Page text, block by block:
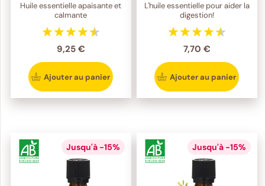
Huile essentielle apaisante et
calmante
9,25 €
Ajouter au panier
L'huile essentielle pour aider la
digestion!
7,70 €
Ajouter au panier
Jusqu'à -15% Jusqu'à -15%